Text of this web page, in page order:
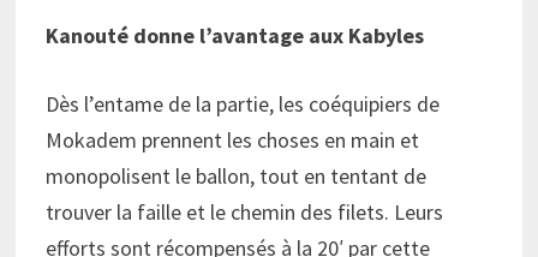
Kanouté donne l’avantage aux Kabyles
Dès l’entame de la partie, les coéquipiers de
Mokadem prennent les choses en main et
monopolisent le ballon, tout en tentant de
trouver la faille et le chemin des filets. Leurs
efforts sont récompensés à la 20′ par cette